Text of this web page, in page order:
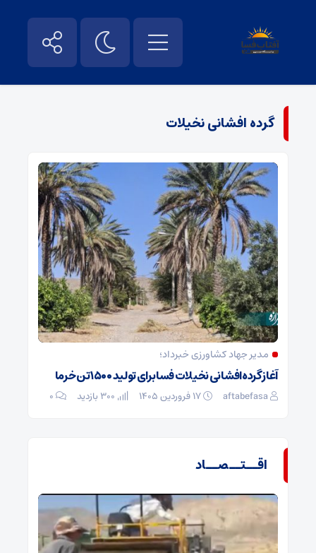
گرده افشانی نخیلات
مدیر جهاد کشاورزی خبرداد؛
آغاز گرده‌افشانی نخیلات فسا برای تولید ۱۵۰۰ تن خرما
aftabefasa ۰
اقــتــصــاد